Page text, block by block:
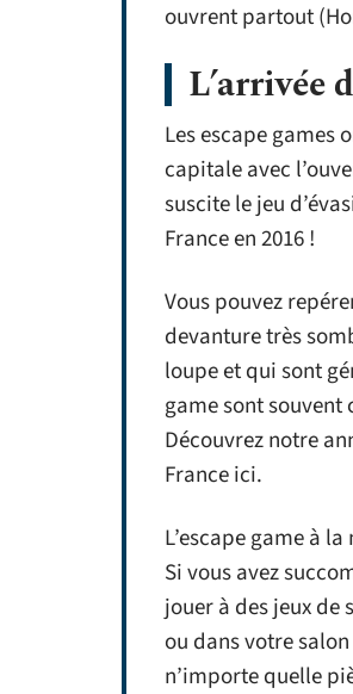
ouvrent partout
L’arrivée
Les escape games
capitale avec
suscite le jeu
France en 2016 !
Vous pouvez
devanture très
loupe et qui sont
game sont
Découvrez notre
France ici.
L’escape game à
Si vous avez
jouer à des jeux de
ou dans votre
n’importe quelle